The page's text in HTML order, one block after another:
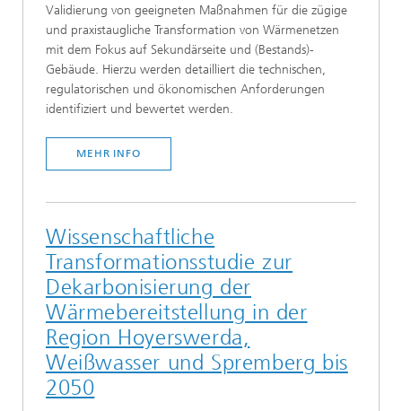
Validierung von geeigneten Maßnahmen für die zügige
und praxistaugliche Transformation von Wärmenetzen
mit dem Fokus auf Sekundärseite und (Bestands)-
Gebäude. Hierzu werden detailliert die technischen,
regulatorischen und ökonomischen Anforderungen
identifiziert und bewertet werden.
MEHR INFO
Wissenschaftliche
Transformationsstudie zur
Dekarbonisierung der
Wärmebereitstellung in der
Region Hoyerswerda,
Weißwasser und Spremberg bis
2050